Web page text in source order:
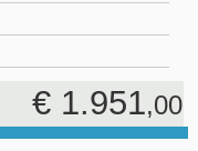
€ 1.951,00